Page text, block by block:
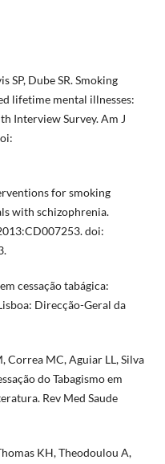
SP, Dube SR. Smoking
lifetime mental illnesses:
Interview Survey. Am J
for smoking
with schizophrenia.
doi:
cessação tabágica:
Direcção-Geral da
Correa MC, Aguiar LL, Silva
do Tabagismo em
Rev Med Saude
KH, Theodoulou A,